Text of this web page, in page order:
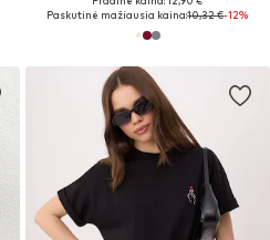
Paskutinė mažiausia kaina:10,32 €-12%